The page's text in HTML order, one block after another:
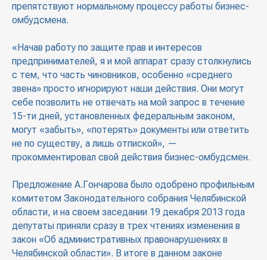
препятствуют нормальному процессу работы бизнес-
омбудсмена.
«Начав работу по защите прав и интересов
предпринимателей, я и мой аппарат сразу столкнулись
с тем, что часть чиновников, особенно «среднего
звена» просто игнорируют наши действия. Они могут
себе позволить не отвечать на мой запрос в течение
15-ти дней, установленных федеральным законом,
могут «забыть», «потерять» документы или ответить
не по существу, а лишь отпиской», —
прокомментировал свой действия бизнес-омбудсмен.
Предложение А.Гончарова было одобрено профильным
комитетом Законодательного собрания Челябинской
области, и на своем заседании 19 декабря 2013 года
депутаты приняли сразу в трех чтениях изменения в
закон «Об административных правонарушениях в
Челябинской области». В итоге в данном законе